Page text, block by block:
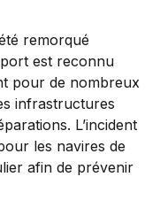
remorqué
est reconnu
pour de nombreux
infrastructures
L’incident
les navires de
afin de prévenir